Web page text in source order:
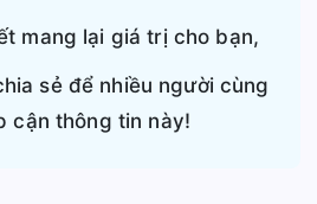
mang lại giá trị cho bạn,
sẻ để nhiều người cùng
cận thông tin này!